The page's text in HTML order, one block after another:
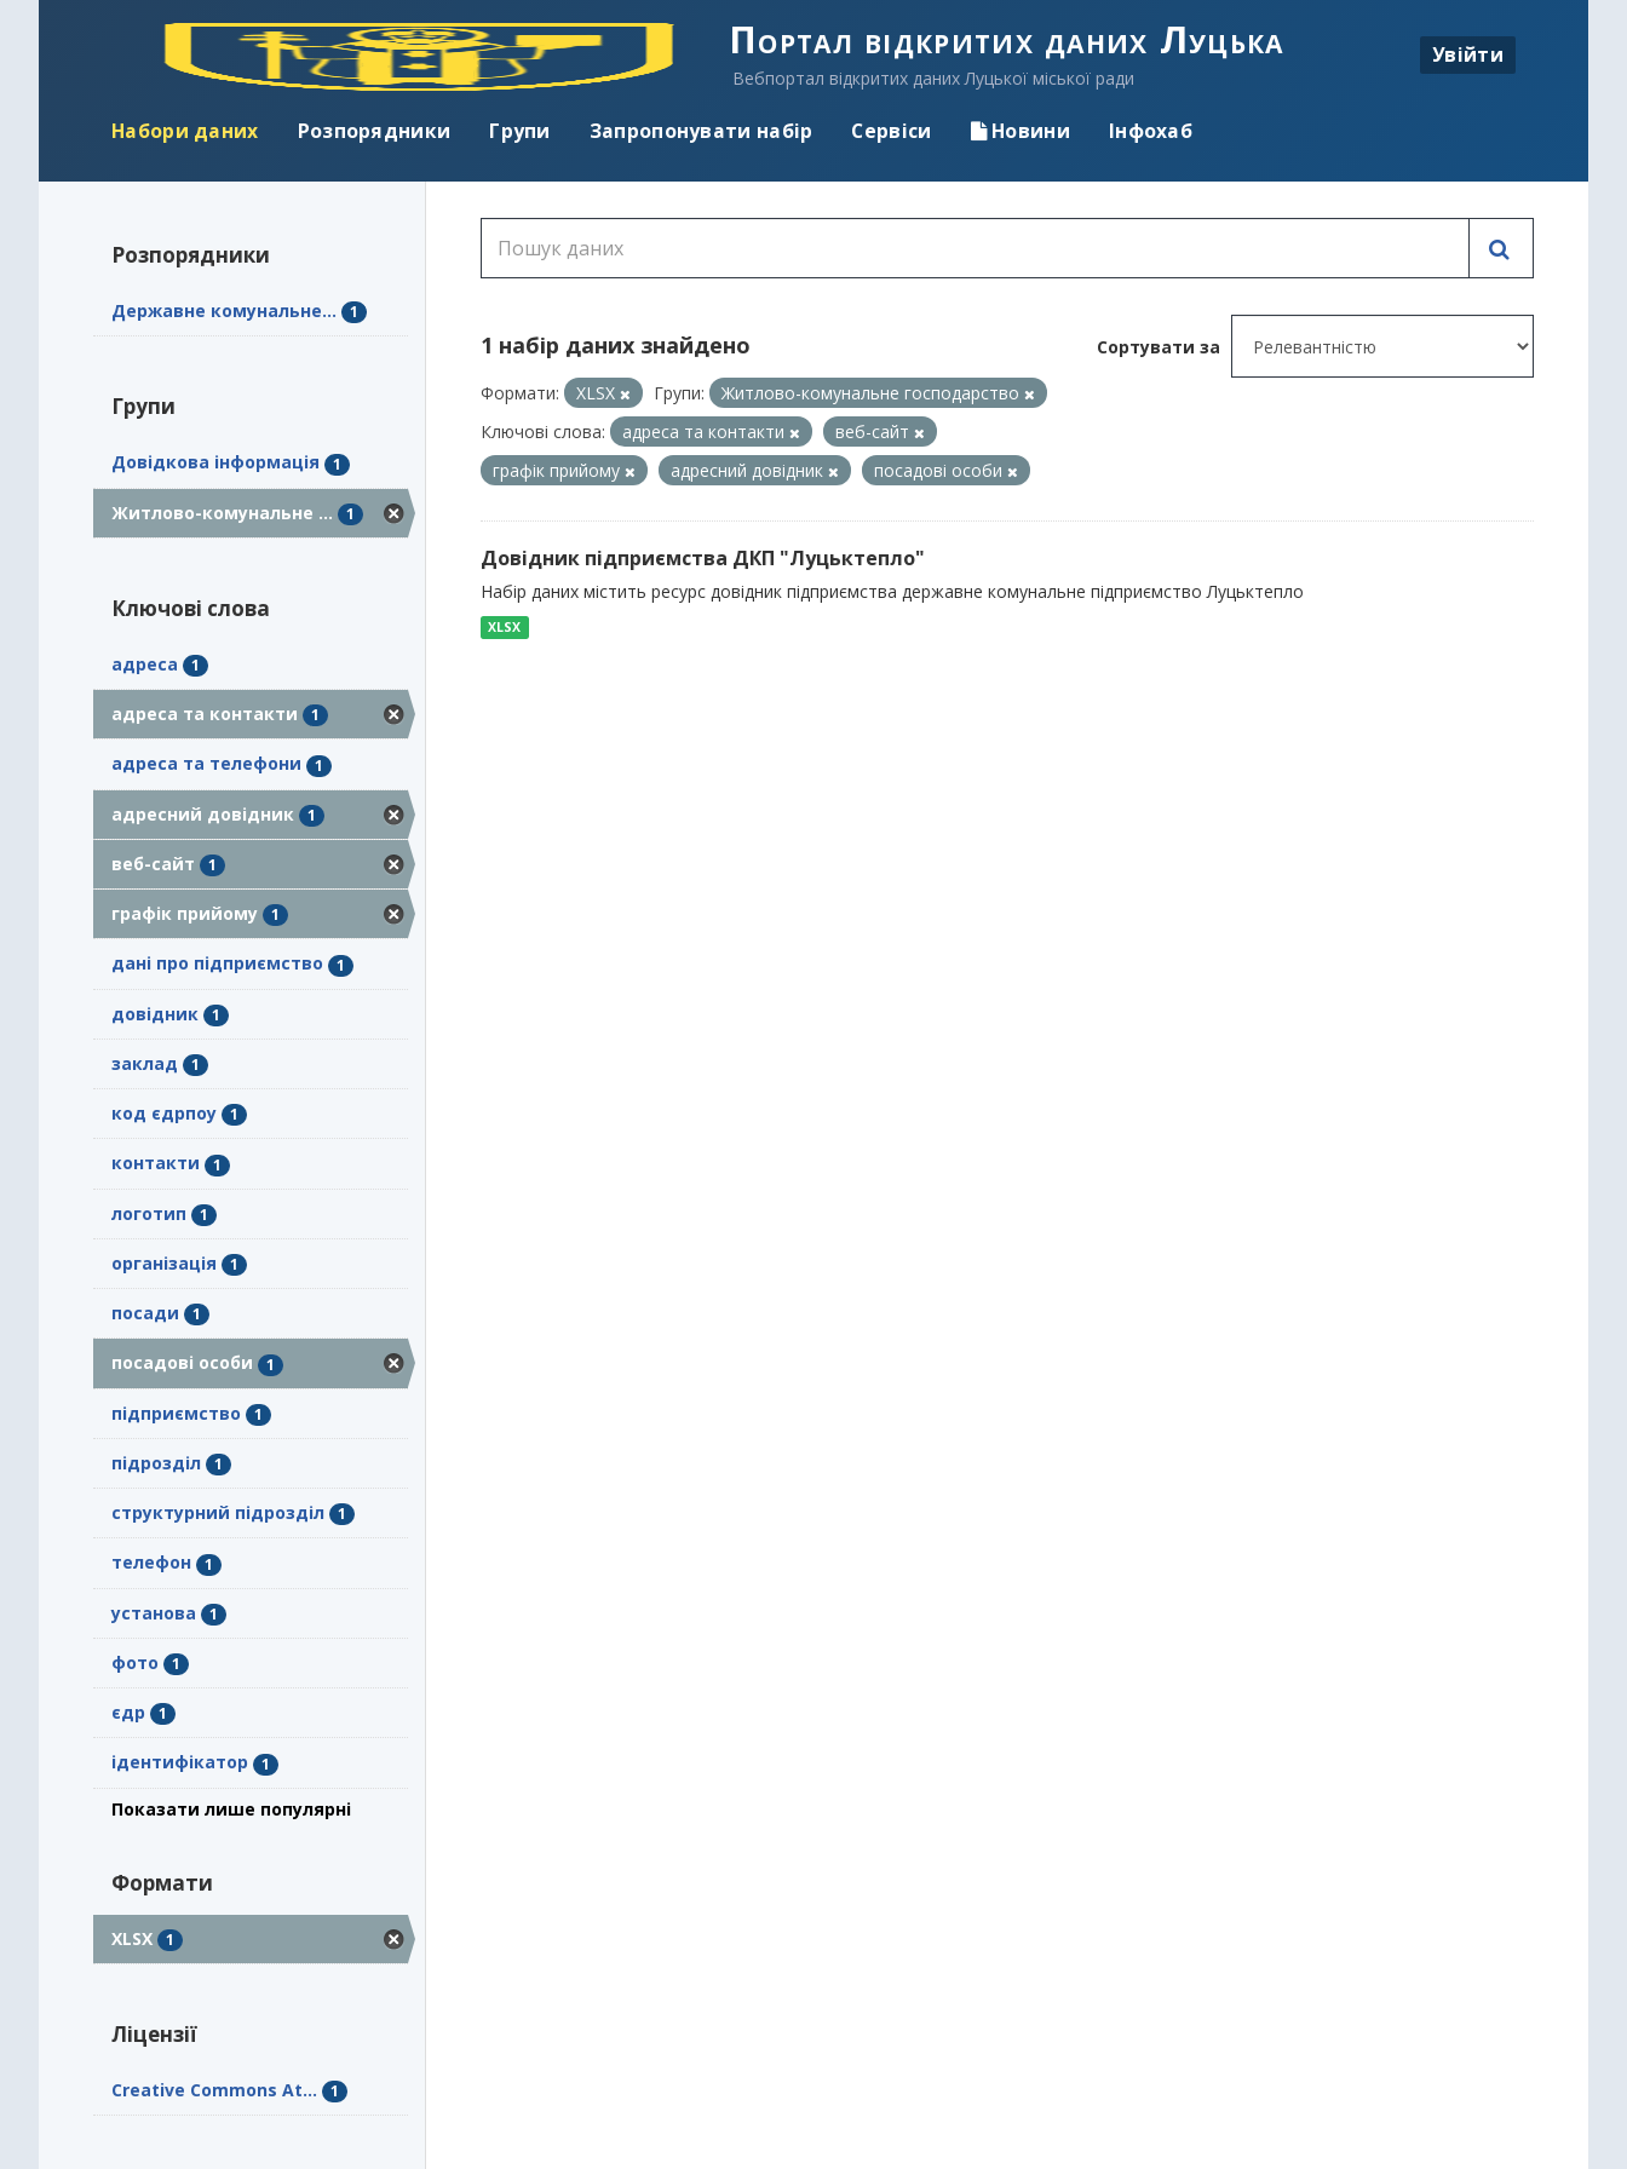
Портал відкритих даних Луцька
Вебпортал відкритих даних Луцької міської ради
Увійти
Набори даних Розпорядники Групи Запропонувати набір Сервіси Новини Інфохаб
Розпорядники
Державне комунальне... 1
Групи
Довідкова інформація 1
Житлово-комунальне ... 1
Ключові слова
адреса 1
адреса та контакти 1
адреса та телефони 1
адресний довідник 1
веб-сайт 1
графік прийому 1
дані про підприємство 1
довідник 1
заклад 1
код єдрпоу 1
контакти 1
логотип 1
організація 1
посади 1
посадові особи 1
підприємство 1
підрозділ 1
структурний підрозділ 1
телефон 1
установа 1
фото 1
єдр 1
ідентифікатор 1
Показати лише популярні
Формати
XLSX 1
Ліцензії
Creative Commons At... 1
Сортувати за
1 набір даних знайдено
Формати: XLSX Групи:
Житлово-комунальне господарство
Ключові слова:
адреса та контакти
веб-сайт
графік прийому
адресний довідник посадові особи
Довідник підприємства ДКП "Луцьктепло"
Набір даних містить ресурс довідник підприємства державне комунальне підприємство Луцьктепло
XLSX